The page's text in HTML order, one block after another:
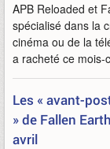
APB Reloaded et
spécialisé dans la
cinéma ou de la
a racheté ce mois-
Les « avant-
» de Fallen
avril